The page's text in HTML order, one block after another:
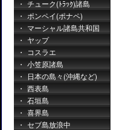
チューク(ﾄﾗｯｸ)諸島
ポンペイ(ポナペ)
マーシャル諸島共和国
ヤップ
コスラエ
小笠原諸島
日本の島々(沖縄など)
西表島
石垣島
喜界島
セブ島放浪中